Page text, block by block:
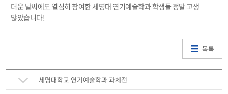
더운 날씨에도 열심히 참여한 세명대 연기예술학과 학생들 정말 고생
많았습니다!
목록
세명대학교 연기예술학과 과체전